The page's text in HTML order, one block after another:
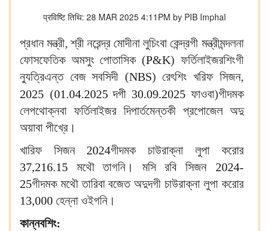
प्रविष्टि तिथि: 28 MAR 2025 4:11PM by PIB Imphal
প্রধান মন্ত্রী, শ্রী নরেন্দ্র মোদীনা লুচিংবা কেন্দ্রগী মন্ত্রীমন্দলনা
ফোসফেতিক অমসুং পোতাসিক (P&K) ফর্তিলাইজরশিংগী
ন্যুত্রিএন্ত বেজ সবসিদী (NBS) রেৎশিং খরিফ সিজন,
2025 (01.04.2025 দগী 30.09.2025ফাওবা)গীদমক
লেপথোক্নবা ফর্তিলাইজর দিপার্তমেন্তকী প্রপোজেল অদু
অয়াবা পীখ্রে।
খারিফ সিজন2024গীদমক চাউরাক্না লুপা করোর
37,216.15 মথৌ তাগনি। মসি রবি সিজন 2024-
25গীদমক মথৌ তারিবা বজেত অদুদগী চাউরাক্না লুপা করোর
13,000 হেন্না ওইগনি।
কান্নবশিং: